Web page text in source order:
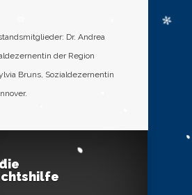
Dr. Andrea
der Region
Bruns, Sozialdezernentin